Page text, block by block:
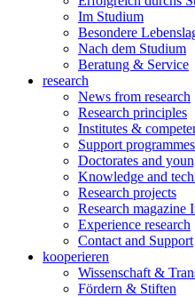
Im Studium
Besondere
Nach dem Studium
Beratung & Service
research
News from research
Research principles
Institutes &
Support programmes
Doctorates and
Knowledge and
Research projects
Research magazine
Experience research
Contact and Support
kooperieren
Wissenschaft &
Fördern & Stiften